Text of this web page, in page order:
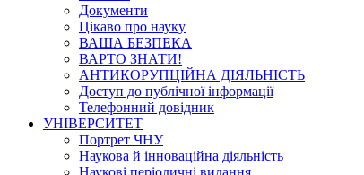
Документи
Цікаво про науку
ВАША БЕЗПЕКА
ВАРТО ЗНАТИ!
АНТИКОРУПЦІЙНА ДІЯЛЬНІСТЬ
Доступ до публічної інформації
Телефонний довідник
УНІВЕРСИТЕТ
Портрет ЧНУ
Наукова й інноваційна діяльність